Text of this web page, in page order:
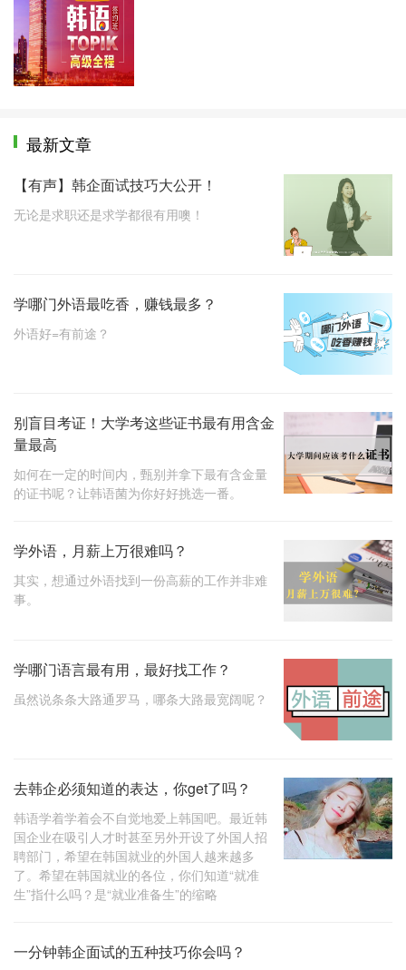
最新文章
【有声】韩企面试技巧大公开！
无论是求职还是求学都很有用噢！
学哪门外语最吃香，赚钱最多？
外语好=有前途？
别盲目考证！大学考这些证书最有用含金
量最高
如何在一定的时间内，甄别并拿下最有含金量
的证书呢？让韩语菌为你好好挑选一番。
学外语，月薪上万很难吗？
其实，想通过外语找到一份高薪的工作并非难
事。
学哪门语言最有用，最好找工作？
虽然说条条大路通罗马，哪条大路最宽阔呢？
去韩企必须知道的表达，你get了吗？
韩语学着学着会不自觉地爱上韩国吧。最近韩
国企业在吸引人才时甚至另外开设了外国人招
聘部门，希望在韩国就业的外国人越来越多
了。希望在韩国就业的各位，你们知道“就准
生”指什么吗？是“就业准备生”的缩略
一分钟韩企面试的五种技巧你会吗？